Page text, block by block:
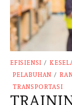
EFISIENSI /
PELABUHAN /
TRANSPORTASI